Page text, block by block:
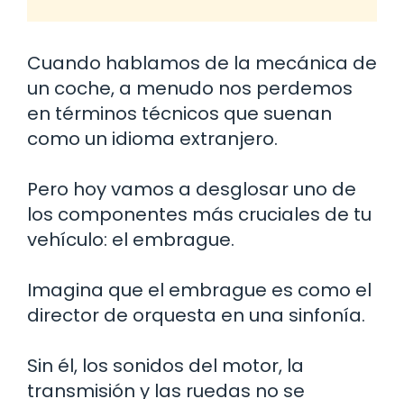
Cuando hablamos de la mecánica de
un coche, a menudo nos perdemos
en términos técnicos que suenan
como un idioma extranjero.
Pero hoy vamos a desglosar uno de
los componentes más cruciales de tu
vehículo: el embrague.
Imagina que el embrague es como el
director de orquesta en una sinfonía.
Sin él, los sonidos del motor, la
transmisión y las ruedas no se